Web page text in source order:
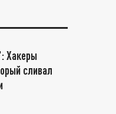
Хакеры
сливал